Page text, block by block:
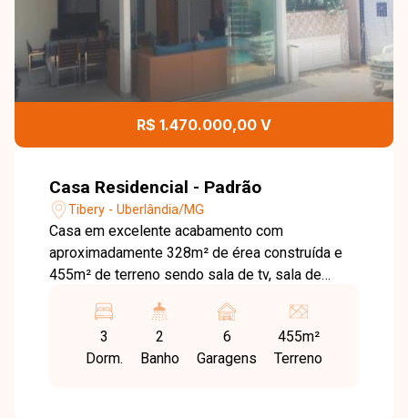
R$ 1.470.000,00 V
Casa Residencial - Padrão
Tibery - Uberlândia/MG
Casa em excelente acabamento com
aproximadamente 328m² de érea construída e
455m² de terreno sendo sala de tv, sala de
sendo 1 suíte, banheiro social, cozinha com
armários, área de serviços com banheiro,
despensa, varanda gourmet com churrasqueira,
3
Dorm.
2
Banho
6
Garagens
455m²
Terreno